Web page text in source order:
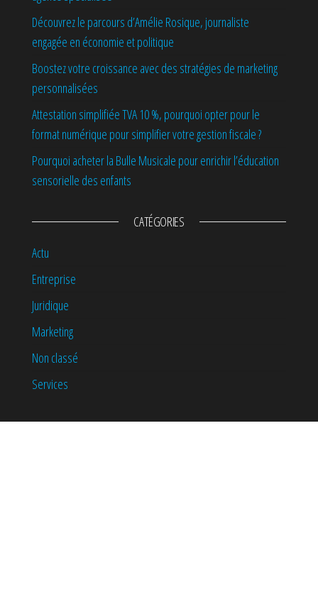
Découvrez le parcours d’Amélie Rosique, journaliste
engagée en économie et politique
Boostez votre croissance avec des stratégies de marketing
personnalisées
Attestation simplifiée TVA 10 %, pourquoi opter pour le
format numérique pour simplifier votre gestion fiscale ?
Pourquoi acheter la Bulle Musicale pour enrichir l’éducation
sensorielle des enfants
CATÉGORIES
Actu
Entreprise
Juridique
Marketing
Non classé
Services